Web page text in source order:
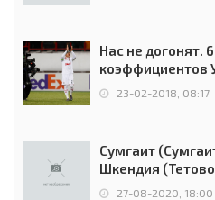
Нас не догонят.
коэффициентов
Россией
23-02-2018, 08:17
Сумгаит
Шкендия
0:2 (0:0)
27-08-2020, 18:00